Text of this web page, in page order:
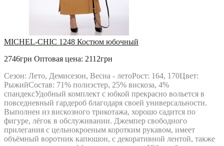
MICHEL-CHIC 1248 Костюм юбочный
2746грн Оптовая цена: 2112грн
Сезон: Лето, Демисезон, Весна - летоРост: 164, 170Цвет:
РыжийСостав: 71% полиэстер, 25% вискоза, 4%
спандексУдобный комплект с юбкой прекрасно вольется в
повседневный гардероб благодаря своей универсальности.
Выполнен из вискозного трикотажа, хорошо садится по
фигуре, лёгок в обслуживании. Джемпер свободного
прилегания с цельнокроеным коротким рукавом, имеет
объёмный воротник капюшон, с декоративной лентой, также